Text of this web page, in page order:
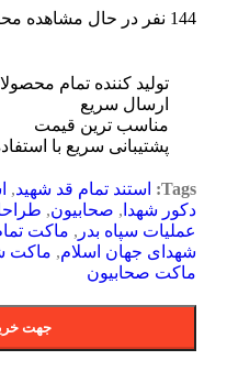
144 نفر در حال مشاهده
تولید کننده تمام
ارسال سریع
مناسب ترین قیمت
پشتیبانی سریع با
Tags: استند تمام قد شهید,
دکور شهدا , صحابیون,
عملیات سپاه بدر , ماکت
شهدای جهان اسلام, ماکت
ماکت صحابیون
جهت